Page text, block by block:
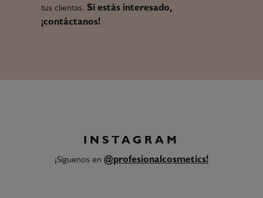
tus clientas. Si estás interesado,
¡contáctanos!
INSTAGRAM
¡Síguenos en @profesionalcosmetics!